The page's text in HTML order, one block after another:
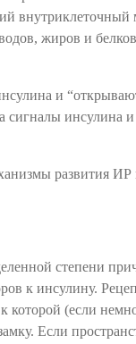
внутриклеточный
жиров и
и
инсулина
развития
степени
к инсулину.
которой (если
Если